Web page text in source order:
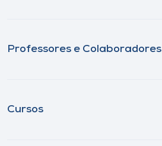
Professores e Colaboradores
Cursos